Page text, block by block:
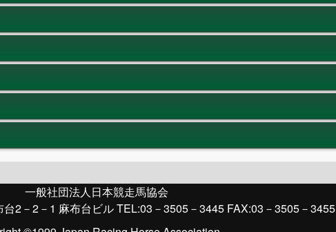
一般社団法人日本競走馬協会
2－2－1 麻布台ビル TEL:03－3505－3445 FAX:03－3505－3455